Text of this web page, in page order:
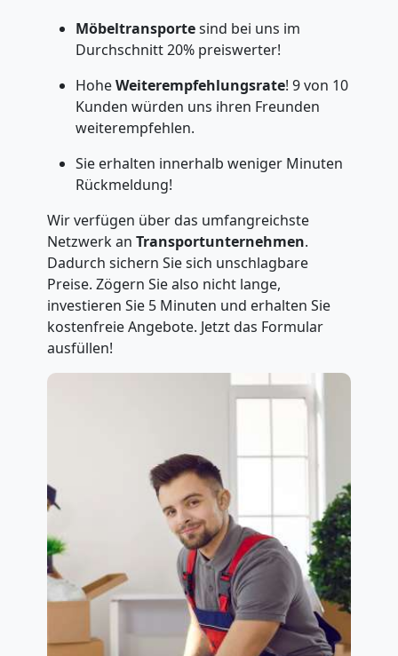
Möbeltransportesind bei uns im
Durchschnitt 20% preiswerter!
HoheWeiterempfehlungsrate! 9 von 10
Kunden würden uns ihren Freunden
weiterempfehlen.
Sie erhalten innerhalb weniger Minuten
Rückmeldung!
Wir verfügen über das umfangreichste
Netzwerk an Transportunternehmen.
Dadurch sichern Sie sich unschlagbare
Preise. Zögern Sie also nicht lange,
investieren Sie 5 Minuten und erhalten Sie
kostenfreie Angebote. Jetzt das Formular
ausfüllen!